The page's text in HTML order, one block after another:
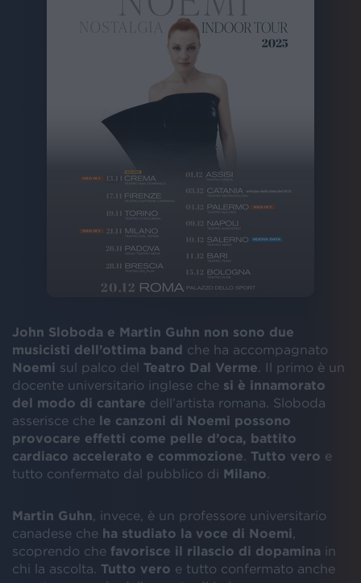
John Sloboda e Martin Guhn non sono due
musicisti dell’ottima band che ha accompagnato
Noemi sul palco del Teatro Dal Verme . Il primo è un
docente universitario inglese che si è innamorato
del modo di cantare dell’artista romana. Sloboda
asserisce che le canzoni di Noemi possono
provocare effetti come pelle d’oca, battito
cardiaco accelerato e commozione
Tutto vero e
tutto confermato dal pubblico di Milano
Martin Guhn , invece, è un professore universitario
canadese che ha studiato la voce di Noemi
scoprendo che favorisce il rilascio di dopamina in
chi la ascolta. Tutto vero e tutto confermato anche